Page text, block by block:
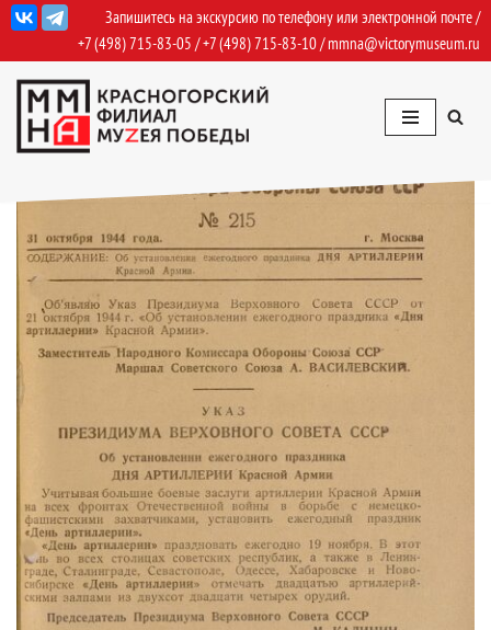
Перейти
к
содержимому
Запишитесь на экскурсию по телефону или электронной почте /
+7 (498) 715-83-05 /+7 (498) 715-83-10/mmna@victorymuseum.ru